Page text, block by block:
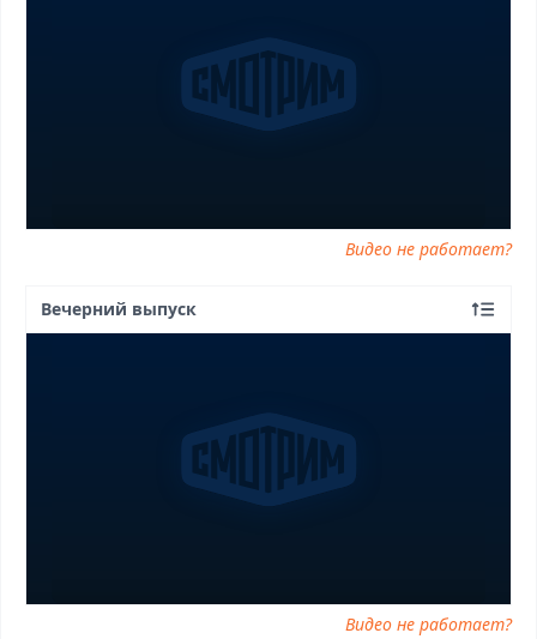
минyт от 06.10.2025 онлайн, самое интересное в 60 минyт от
06.10.2025, 60 минyт от 06.10.2025 смотреть сегодня, смотреть
онлайн 60 минyт от 06.10.2025, ток шоу 60 минyт от 06.10.2025,
смотреть программу 60 минyт от 06.10.2025
Видео не работает?
Вечерний выпуск
Видео не работает?